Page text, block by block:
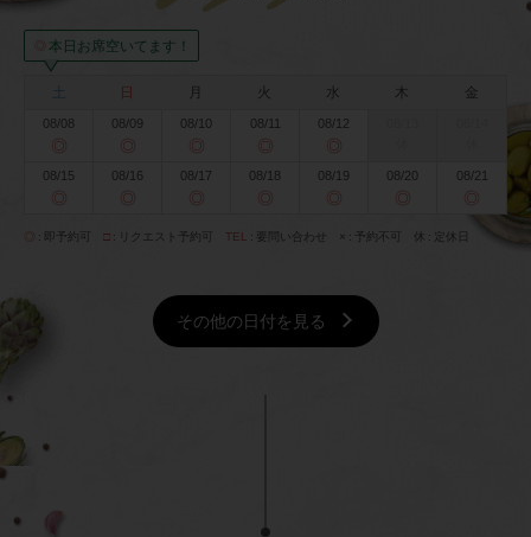
本日お席空いてます！
土 火 水 木 金
08/08
◎
08/09
◎
08/10
◎
08/11
◎
08/12
◎
08/15
◎
08/16
◎
08/17
◎
08/18
◎
08/19
◎
08/20
◎
08/21
◎
即予約可 □ リクエスト予約可 TEL 要問い合わせ × 予約不可 休 定休日
その他の日付を見る